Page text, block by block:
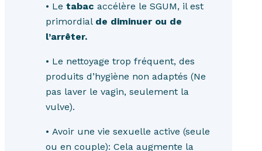
• Le tabac accélère le SGUM, il est
primordial de diminuer ou de
l’arrêter.
• Le nettoyage trop fréquent, des
produits d’hygiène non adaptés (Ne
pas laver le vagin, seulement la
vulve).
• Avoir une vie sexuelle active (seule
ou en couple): Cela augmente la